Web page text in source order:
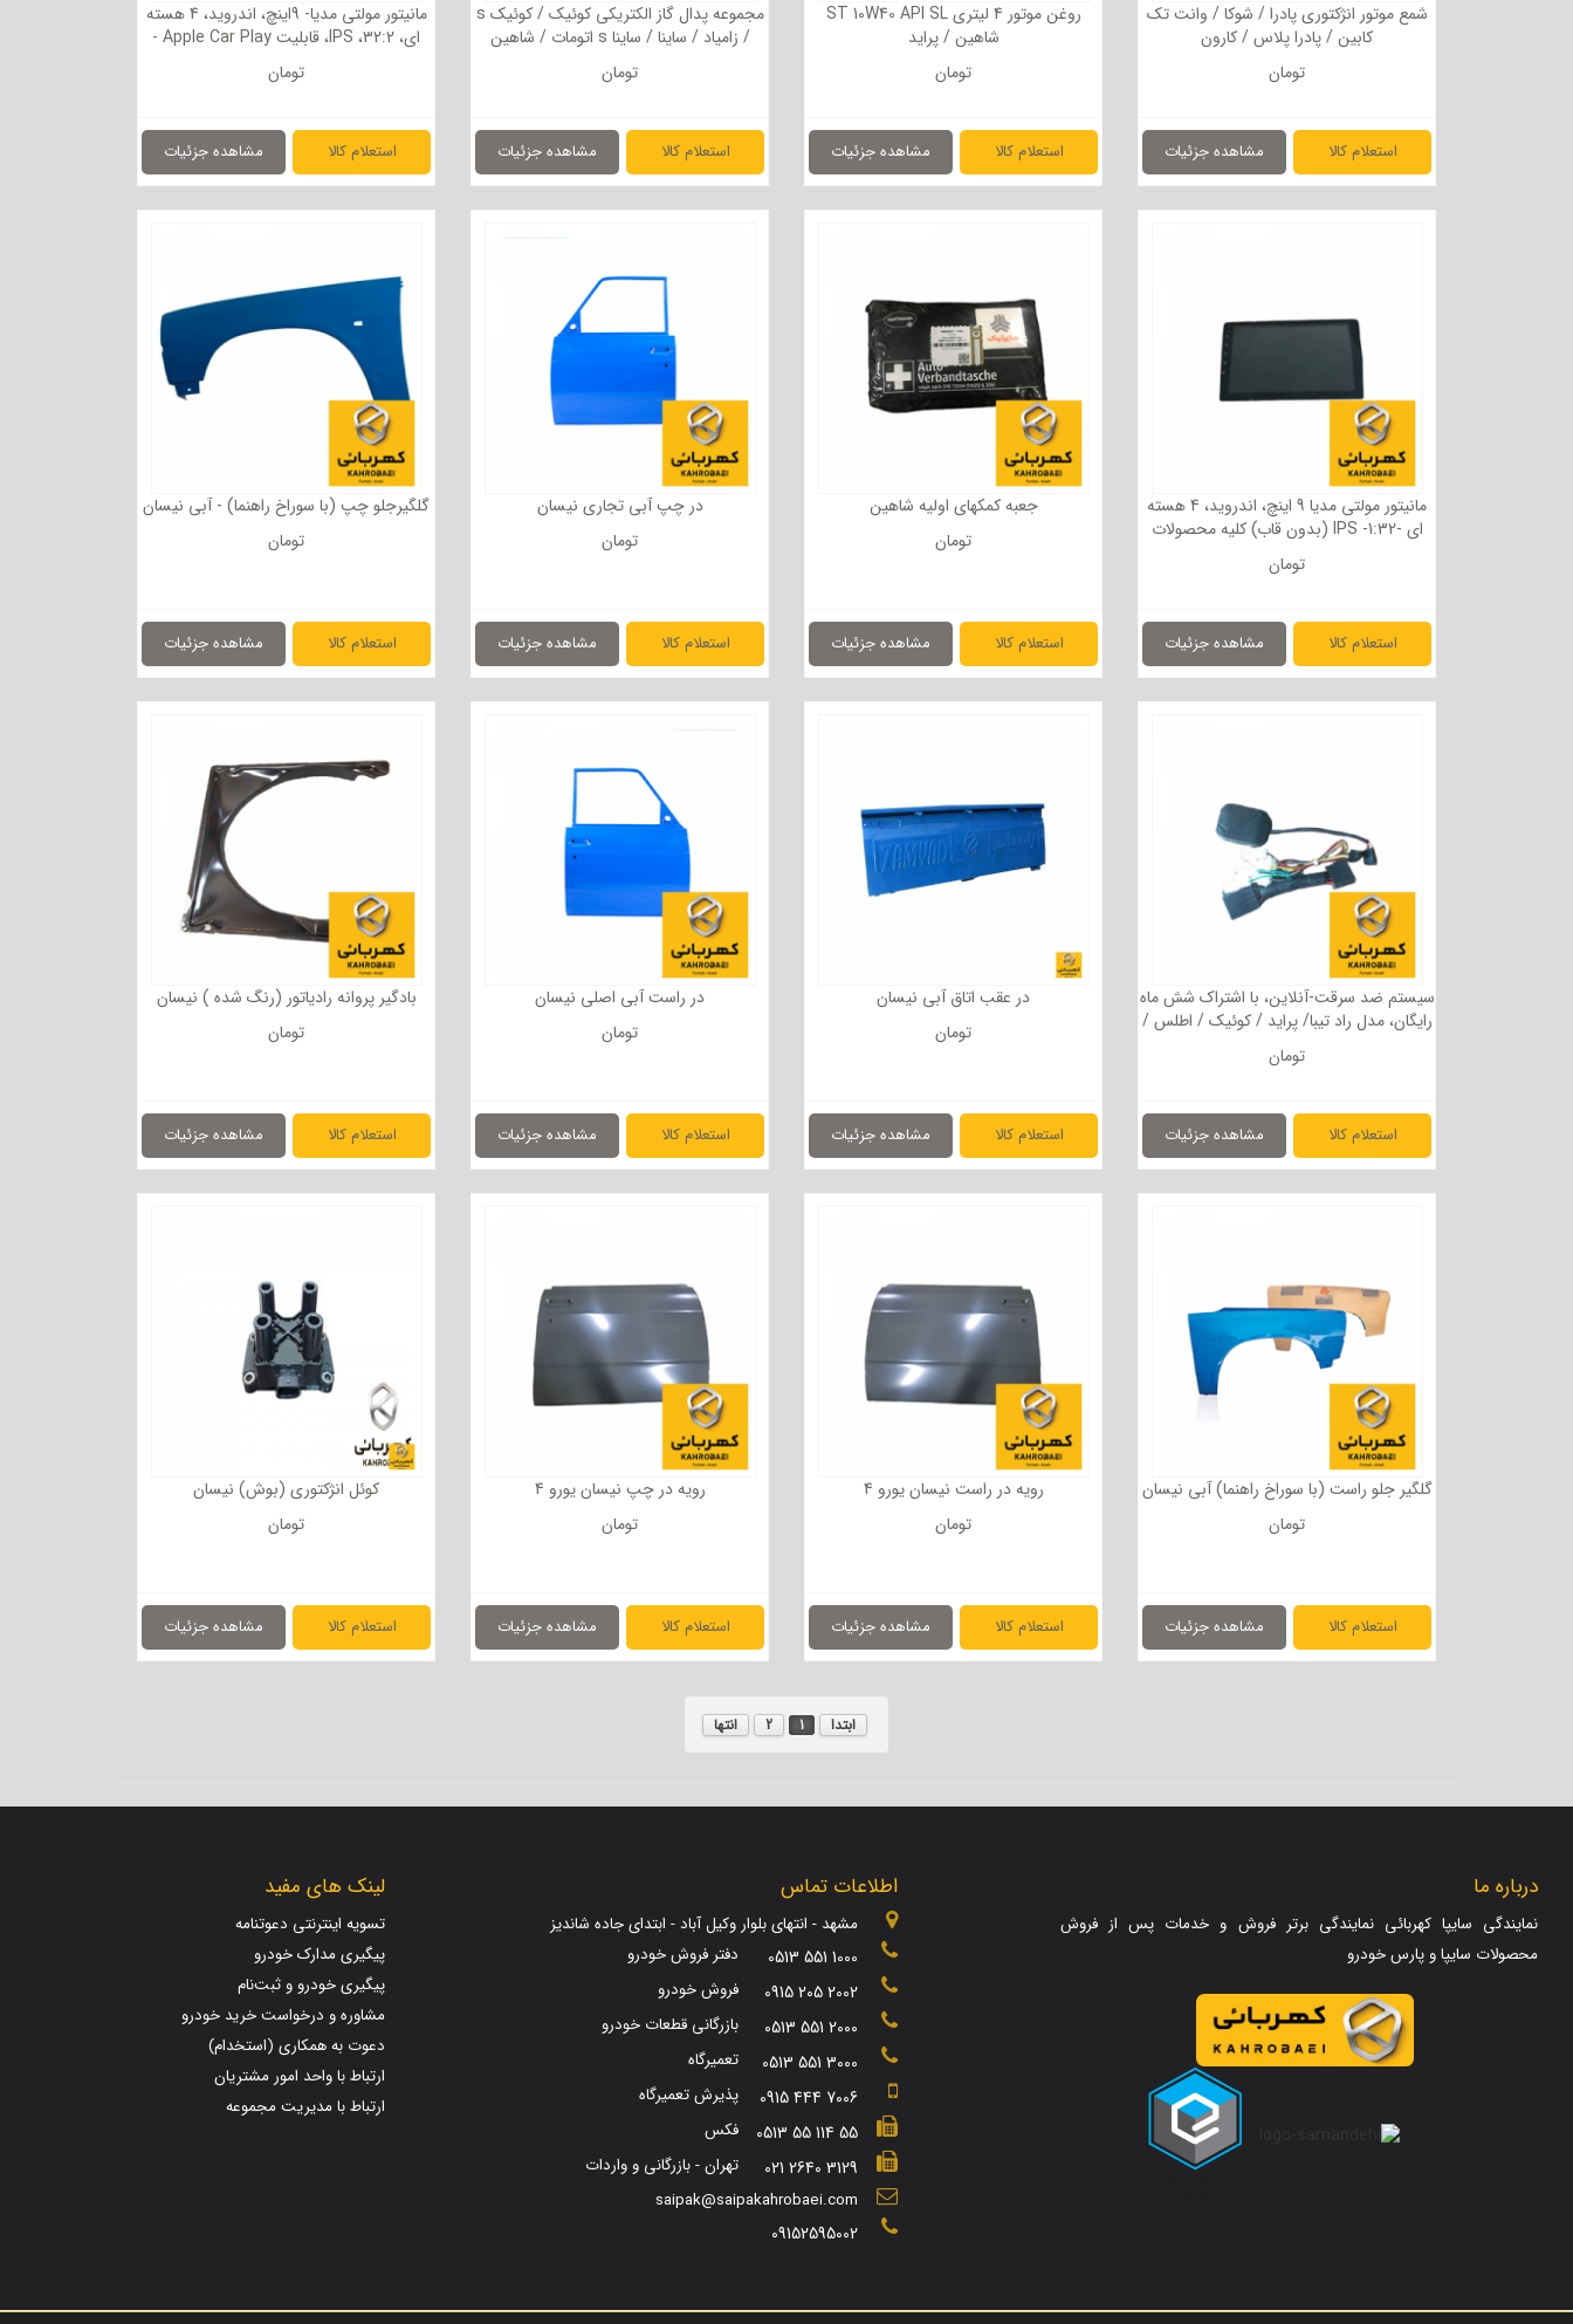
شمع موتور انژکتوری پادرا / شوکا / وانت تک
کابین / پادرا پلاس / کارون
تومان
استعلام کالا مشاهده جزئیات
روغن موتور 4 لیتری ST 10W40 API SL
شاهین / پراید
تومان
استعلام کالا مشاهده جزئیات
مجموعه پدال گاز الکتریکی کوئیک / کوئیک s
/ زامیاد / ساینا / ساینا s اتومات / شاهین
تومان
استعلام کالا مشاهده جزئیات
مانیتور مولتی مدیا- 9اینچ، اندروید، 4 هسته
ای، 32:2، IPS، قابلیت Apple Car Play -
(بدون قاب) کلیه محصولات سایپا ساینا /
کوئیک / تیبا
تومان
استعلام کالا مشاهده جزئیات
مانیتور مولتی مدیا 9 اینچ، اندروید، 4 هسته
ای -1:32- IPS (بدون قاب) کلیه محصولات
سایپا تیبا / ساینا / کوئیک
تومان
استعلام کالا مشاهده جزئیات
جعبه کمکهای اولیه شاهین
تومان
استعلام کالا مشاهده جزئیات
در چپ آبی تجاری نیسان
تومان
استعلام کالا مشاهده جزئیات
گلگیرجلو چپ (با سوراخ راهنما) - آبی نیسان
تومان
استعلام کالا مشاهده جزئیات
سیستم ضد سرقت-آنلاین، با اشتراک شش ماه
رایگان، ‌مدل راد تیبا/ پراید / کوئیک / اطلس /
زامیاد
تومان
استعلام کالا مشاهده جزئیات
در عقب اتاق آبی نیسان
تومان
استعلام کالا مشاهده جزئیات
در راست آبی اصلی نیسان
تومان
استعلام کالا مشاهده جزئیات
بادگیر پروانه رادیاتور (رنگ شده ) نیسان
تومان
استعلام کالا مشاهده جزئیات
گلگیر جلو راست (با سوراخ راهنما) آبی نیسان
تومان
استعلام کالا مشاهده جزئیات
رویه در راست نیسان یورو 4
تومان
استعلام کالا مشاهده جزئیات
رویه در چپ نیسان یورو 4
تومان
استعلام کالا مشاهده جزئیات
کوئل انژکتوری (بوش) نیسان
تومان
استعلام کالا مشاهده جزئیات
ابتدا 1
2 انتها
درباره ما
نمایندگی سایپا کهربائی نمایندگی برتر فروش و خدمات پس از فروش
محصولات سایپا و پارس خودرو
اطلاعات تماس
مشهد - انتهای بلوار وکیل آباد - ابتدای جاده شاندیز
0513 551 1000 دفتر فروش خودرو
0915 205 2002 فروش خودرو
0513 551 2000 بازرگانی قطعات خودرو
0513 551 3000 تعمیرگاه
0915 444 7006 پذیرش تعمیرگاه
0513 55 114 55 فکس
021 2640 3129
تهران - بازرگانی و واردات
saipak@saipakahrobaei.com
09152595002
لینک های مفید
تسویه اینترنتی دعوتنامه
پیگیری مدارک خودرو
پیگیری خودرو و ثبت‌نام
مشاوره و درخواست خرید خودرو
دعوت به همکاری (استخدام)
ارتباط با واحد امور مشتریان
ارتباط با مدیریت مجموعه